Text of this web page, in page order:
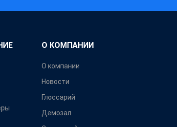
О КОМПАНИИ
О компании
Новости
Глоссарий
Демозал